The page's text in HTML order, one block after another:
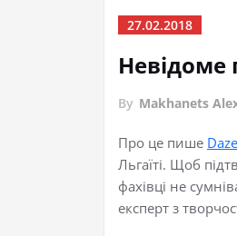
27.02.2018
Невідоме
By Makhanets
Про це пише
Льгаїті. Щоб
фахівці не
експерт з